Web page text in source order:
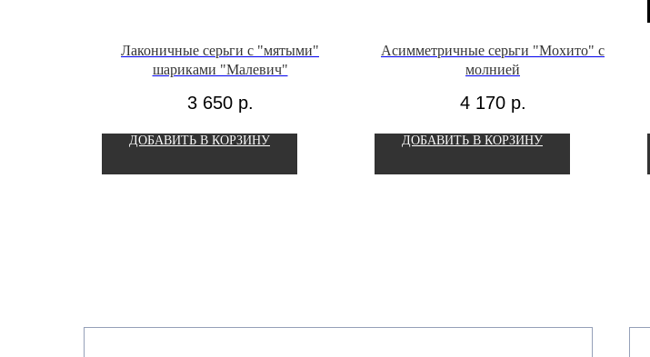
Лаконичные серьги с "мятыми"
шариками "Малевич"
3 650 р.
ДОБАВИТЬ В КОРЗИНУ
Асимметричные серьги "Мохито" с
молнией
4 170 р.
ДОБАВИТЬ В КОРЗИНУ